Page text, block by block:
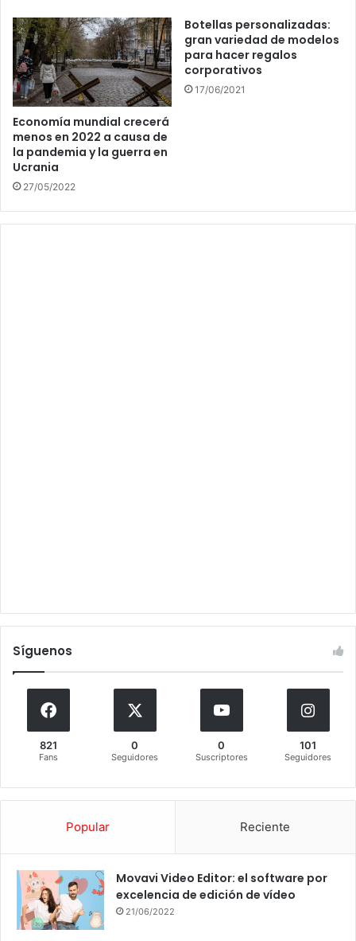
Economía mundial crecerá
menos en 2022 a causa de
la pandemia y la guerra en
Ucrania
27/05/2022
Botellas personalizadas:
gran variedad de modelos
para hacer regalos
corporativos
17/06/2021
Síguenos
821
Fans
0
Seguidores
0
Suscriptores
101
Seguidores
Popular Reciente
Movavi Video Editor: el software por
excelencia de edición de vídeo
21/06/2022